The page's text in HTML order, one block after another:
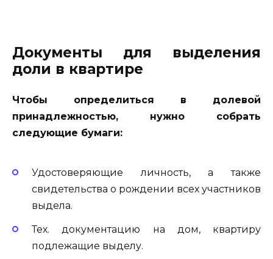
Документы для выделения
доли в квартире
Чтобы определиться в долевой
принадлежностью, нужно собрать
следующие бумаги:
Удостоверяющие личность, а также
свидетельства о рождении всех участников
выдела.
Тех. документацию на дом, квартиру
подлежащие выделу.